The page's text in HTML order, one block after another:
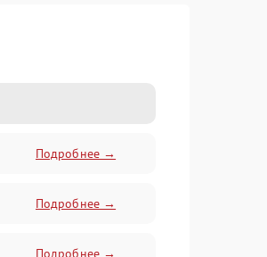
Подробнее →
Подробнее →
Подробнее →